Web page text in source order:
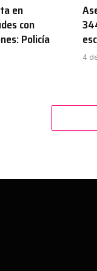
en
con
Policía
4